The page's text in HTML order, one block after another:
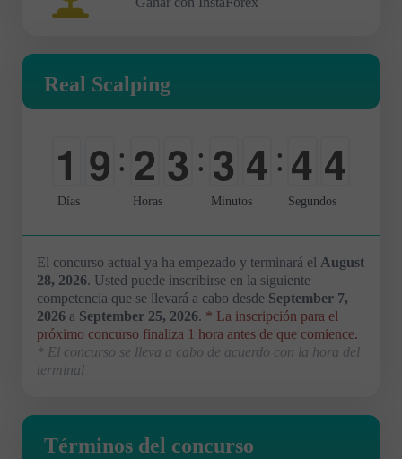
Real Scalping
1
0
9 : 2
0
3 : 3
0
4
0
: 4
0
3
4
Días Horas Minutos Segundos
El concurso actual ya ha empezado y terminará el August
28, 2026. Usted puede inscribirse en la siguiente
competencia que se llevará a cabo desde September 7,
2026 a September 25, 2026. * La inscripción para el
próximo concurso finaliza 1 hora antes de que comience.
* El concurso se lleva a cabo de acuerdo con la hora del
terminal
Términos del concurso